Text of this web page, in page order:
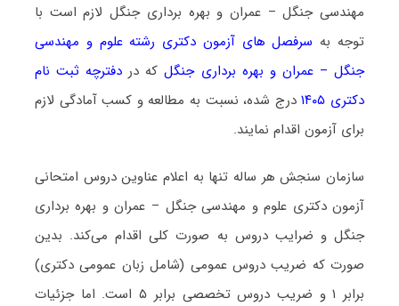
مهندسی ﺟﻨﮕﻞ – ﻋﻤﺮان و ﺑﻬﺮه ﺑﺮداری ﺟﻨﮕﻞ لازم است با
توجه به سرفصل های آزمون دکتری رشته علوم و مهندسی
ﺟﻨﮕﻞ – ﻋﻤﺮان و ﺑﻬﺮه ﺑﺮداری ﺟﻨﮕﻞکه در دفترچه ثبت نام
دکتری ۱۴۰۵
درج شده، نسبت به مطالعه و کسب آمادگی لازم
برای آزمون اقدام نمایند.
سازمان سنجش هر ساله تنها به اعلام عناوین دروس امتحانی
آزمون دکتری علوم و مهندسی ﺟﻨﮕﻞ – ﻋﻤﺮان و ﺑﻬﺮه ﺑﺮداری
ﺟﻨﮕﻞ و ضرایب دروس به صورت کلی اقدام می‌کند. بدین
صورت که ضریب دروس عمومی (شامل زبان عمومی دکتری)
برابر ۱ و ضریب دروس تخصصی برابر ۵ است. اما جزئیات